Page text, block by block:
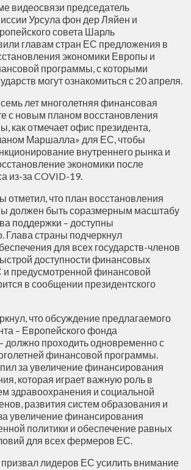
видеосвязи председатель
Урсула фон дер Ляйен и
совета Шарль
главам стран ЕС предложения в
экономики Европы и
программы, с которыми
могут ознакомиться с 20 апреля.
лет многолетняя финансовая
с новым планом восстановления
как отмечает офис президента,
Маршалла» для ЕС, чтобы
внутреннего рынка и
экономики после
из-за COVID-19.
отметил, что план восстановления
должен быть соразмерным масштабу
поддержки – доступны
Глава страны подчеркнул
для всех государств-членов
доступности финансовых
и предусмотренной финансовой
в сообщении президентского
что обсуждение предлагаемого
– Европейского фонда
должно проходить одновременно с
финансовой программы.
за увеличение финансирования
которая играет важную роль в
здравоохранения и социальной
развития систем образования и
увеличение финансирования
политики и обеспечение равных
для всех фермеров ЕС.
лидеров ЕС усилить внимание